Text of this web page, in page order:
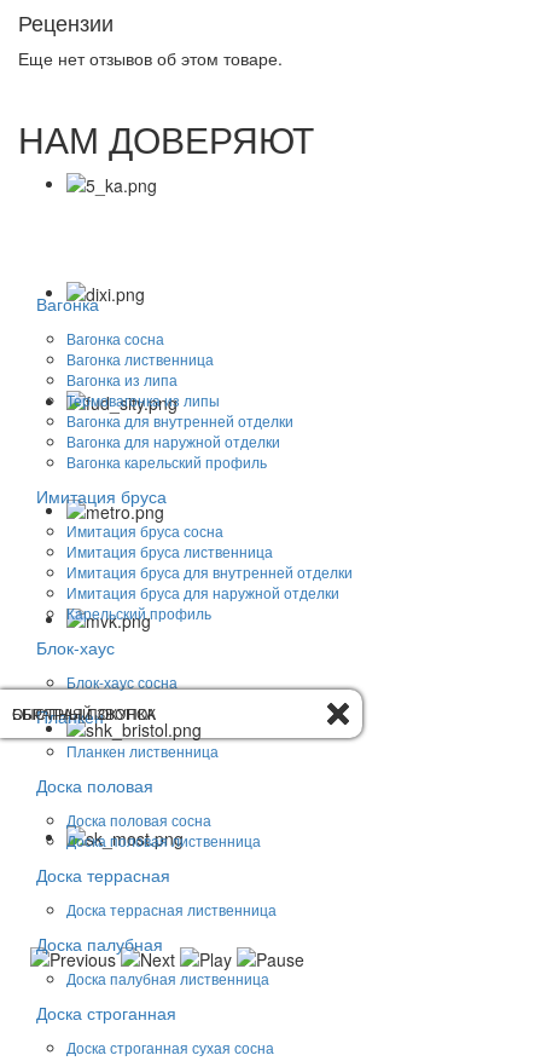
Рецензии
Еще нет отзывов об этом товаре.
НАМ ДОВЕРЯЮТ
Вагонка
Вагонка сосна
Вагонка лиственница
Вагонка из липа
Термовагонка из липы
Вагонка для внутренней отделки
Вагонка для наружной отделки
Вагонка карельский профиль
Имитация бруса
Имитация бруса сосна
Имитация бруса лиственница
Имитация бруса для внутренней отделки
Имитация бруса для наружной отделки
Карельский профиль
Блок-хаус
Блок-хаус сосна
Планкен
Планкен лиственница
Доска половая
Доска половая сосна
Доска половая лиственница
Доска террасная
Доска террасная лиственница
Доска палубная
Доска палубная лиственница
Доска строганная
Доска строганная сухая сосна
ОБРАТНЫЙ ЗВОНОК
БЫСТРАЯ ПОКУПКА